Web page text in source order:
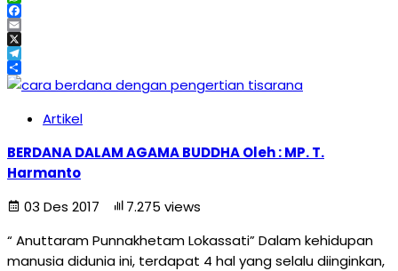
WhatsApp
Facebook
Email
X
Telegram
Share
Artikel
BERDANA DALAM AGAMA BUDDHA Oleh : MP. T.
Harmanto
03 Des 2017
7.275 views
“ Anuttaram Punnakhetam Lokassati” Dalam kehidupan
manusia didunia ini, terdapat 4 hal yang selalu diinginkan,